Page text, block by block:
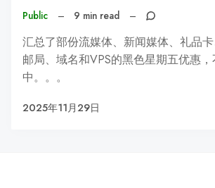
Public – 9 min read –
汇总了部份流媒体、新闻媒体、礼品卡
邮局、域名和VPS的黑色星期五优惠
中。。。
2025年11月29日